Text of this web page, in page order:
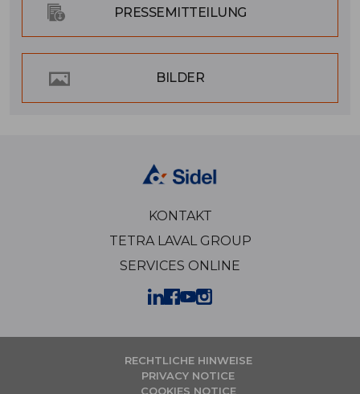
PRESSEMITTEILUNG
BILDER
KONTAKT
TETRA LAVAL GROUP
SERVICES ONLINE
RECHTLICHE HINWEISE
PRIVACY NOTICE
COOKIES NOTICE